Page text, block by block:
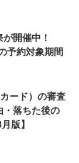
開催中！
予約対象期間
ード）の審査
・落ちた後の
版】